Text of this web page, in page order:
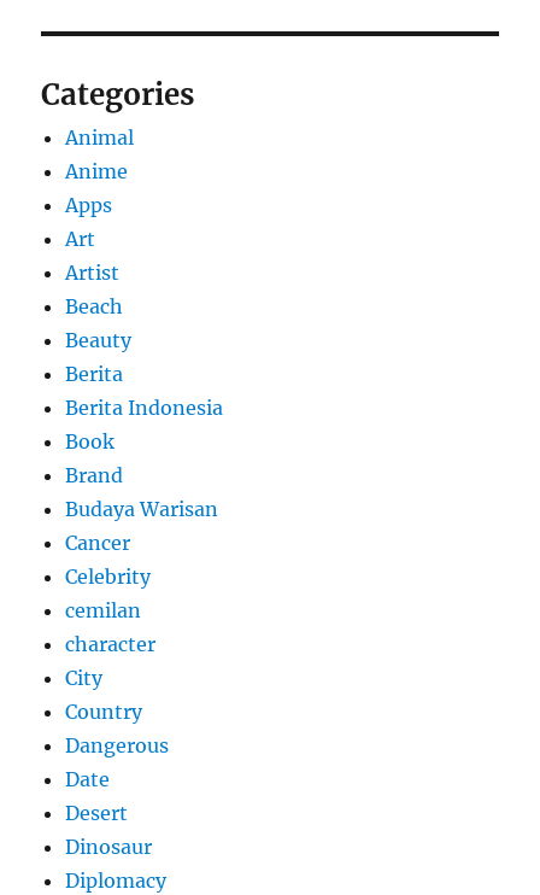
Categories
Animal
Anime
Apps
Art
Artist
Beach
Beauty
Berita
Berita Indonesia
Book
Brand
Budaya Warisan
Cancer
Celebrity
cemilan
character
City
Country
Dangerous
Date
Desert
Dinosaur
Diplomacy